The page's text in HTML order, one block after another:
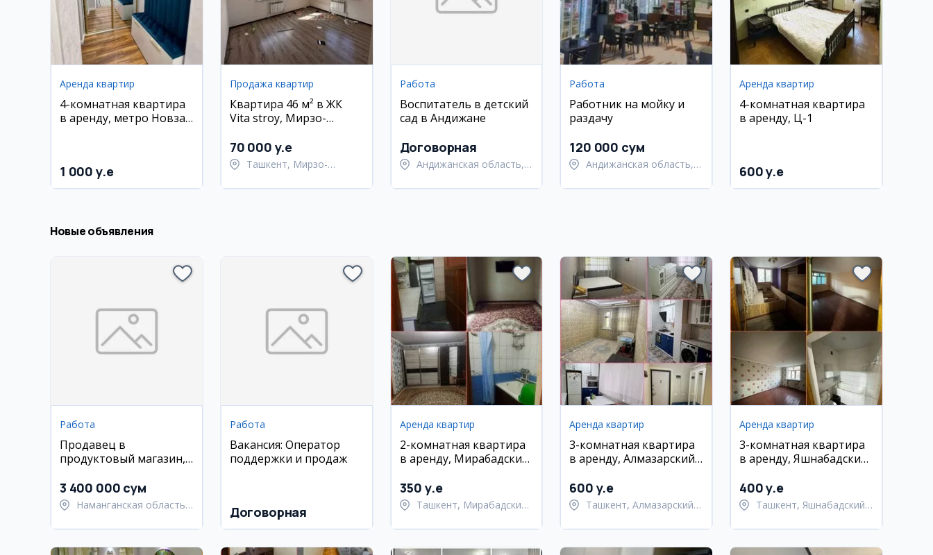
Аренда квартир
4-комнатная квартира
в аренду, метро Новза,
1 000 y.e
Продажа квартир
Квартира 46 м² в ЖК
Vita stroy, Мирзо-
70 000 y.e
Ташкент, Мирзо-
Работа
Воспитатель в детский
сад в Андижане
Договорная
Андижанская область,
Работа
Работник на мойку и
раздачу
120 000 сум
Андижанская область,
Аренда квартир
4-комнатная квартира
в аренду, Ц-1
600 y.e
Новые объявления
Работа
Продавец в
продуктовый магазин,
3 400 000 сум
Наманганская область,
Работа
Вакансия: Оператор
поддержки и продаж
Договорная
Аренда квартир
2-комнатная квартира
в аренду, Мирабадский
вокзала
350 y.e
Ташкент, Мирабадский
Аренда квартир
3-комнатная квартира
в аренду, Алмазарский
600 y.e
Ташкент, Алмазарский
Аренда квартир
3-комнатная квартира
в аренду, Яшнабадский
400 y.e
Ташкент, Яшнабадский